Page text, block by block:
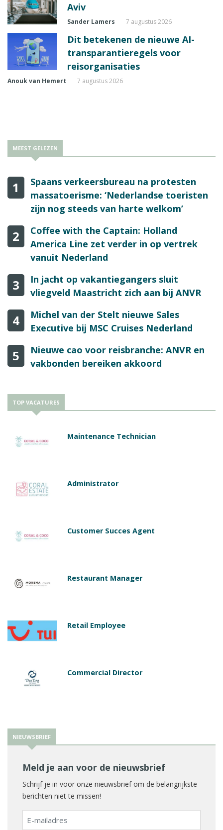
Aviv
Sander Lamers 7 augustus 2026
Dit betekenen de nieuwe AI-
transparantieregels voor
reisorganisaties
Anouk van Hemert 7 augustus 2026
MEEST GELEZEN
1
Spaans verkeersbureau na protesten
massatoerisme: ‘Nederlandse toeristen
zijn nog steeds van harte welkom’
2
Coffee with the Captain: Holland
America Line zet verder in op vertrek
vanuit Nederland
3
In jacht op vakantiegangers sluit
vliegveld Maastricht zich aan bij ANVR
4
Michel van der Stelt nieuwe Sales
Executive bij MSC Cruises Nederland
5
Nieuwe cao voor reisbranche: ANVR en
vakbonden bereiken akkoord
TOP VACATURES
Maintenance Technician
Administrator
Customer Succes Agent
Restaurant Manager
Retail Employee
Commercial Director
NIEUWSBRIEF
Meld je aan voor de nieuwsbrief
Schrijf je in voor onze nieuwsbrief om de belangrijkste
berichten niet te missen!
E-
mailadres